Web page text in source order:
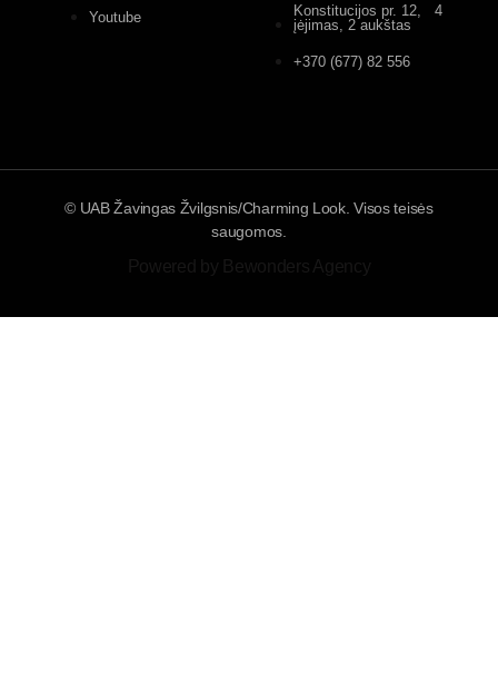
Youtube
Konstitucijos pr. 12, 4
įėjimas, 2 aukštas
+370 (677) 82 556
© UAB Žavingas Žvilgsnis/Charming Look. Visos teisės
saugomos.
Powered by Bewonders Agency